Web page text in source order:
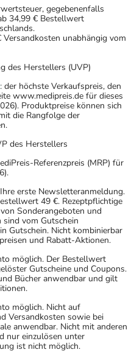
gegebenenfalls
34,99 € Bestellwert
unabhängig vom
des Herstellers (UVP)
: der höchste Verkaufspreis, den
www.medipreis.de für dieses
Produktpreise können sich
die Rangfolge der
des Herstellers
Referenzpreis (MRP) für
erste Newsletteranmeldung.
49 €. Rezeptpflichtige
Sonderangeboten und
vom Gutschein
Gutschein. Nicht kombinierbar
und Rabatt-Aktionen.
möglich. Der Bestellwert
Gutscheine und Coupons.
Bücher anwendbar und gilt
möglich. Nicht auf
Versandkosten sowie bei
anwendbar. Nicht mit anderen
nur einzulösen unter
ist nicht möglich.